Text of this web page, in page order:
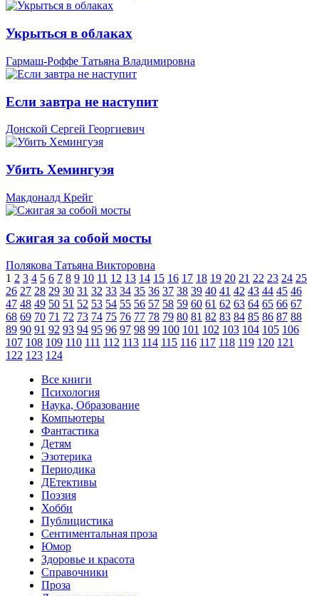
Укрыться в облаках
Гармаш-Роффе Татьяна Владимировна
Если завтра не наступит
Донской Сергей Георгиевич
Убить Хемингуэя
Макдоналд Крейг
Сжигая за собой мосты
Полякова Татьяна Викторовна
1 2 3 4 5 6 7 8 9 10 11 12 13 14 15 16 17 18 19 20 21 22 23 24 25
26 27 28 29 30 31 32 33 34 35 36 37 38 39 40 41 42 43 44 45 46
47 48 49 50 51 52 53 54 55 56 57 58 59 60 61 62 63 64 65 66 67
68 69 70 71 72 73 74 75 76 77 78 79 80 81 82 83 84 85 86 87 88
89 90 91 92 93 94 95 96 97 98 99 100 101 102 103 104 105 106
107 108 109 110 111 112 113 114 115 116 117 118 119 120 121
122 123 124
Все книги
Психология
Наука, Образование
Компьютеры
Фантастика
Детям
Эзотерика
Периодика
ДЕтективы
Поэзия
Хобби
Публицистика
Сентиментальная проза
Юмор
Здоровье и красота
Справочники
Проза